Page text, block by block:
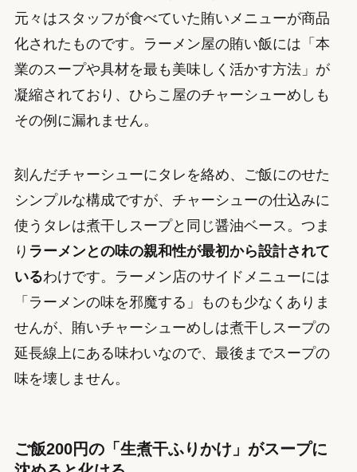
元々はスタッフが食べていた賄いメニューが商品
化されたものです。ラーメン屋の賄い飯には「本
業のスープや具材を最も美味しく活かす方法」が
凝縮されており、ひらこ屋のチャーシューめしも
その例に漏れません。
刻んだチャーシューにタレを絡め、ご飯にのせた
シンプルな構成ですが、チャーシューの仕込みに
使うタレは煮干しスープと同じ醤油ベース。つま
り ラーメンとの味の親和性が最初から設計されて
いるわけです。ラーメン店のサイドメニューには
「ラーメンの味を邪魔する」ものも少なくありま
せんが、賄いチャーシューめしは煮干しスープの
延長線上にある味わいなので、最後までスープの
味を壊しません。
ご飯200円の「生煮干ふりかけ」がスープに